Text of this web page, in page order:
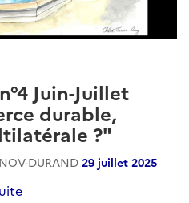
Juin-Juillet
durable,
?"
DURAND 29 juillet 2025